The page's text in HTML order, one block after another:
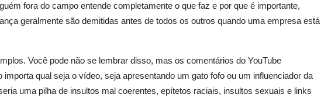
fora do campo entende completamente o que faz e por que é importante,
geralmente são demitidas antes de todos os outros quando uma empresa está
Você pode não se lembrar disso, mas os comentários do YouTube
qual seja o vídeo, seja apresentando um gato fofo ou um influenciador da
uma pilha de insultos mal coerentes, epítetos raciais, insultos sexuais e links